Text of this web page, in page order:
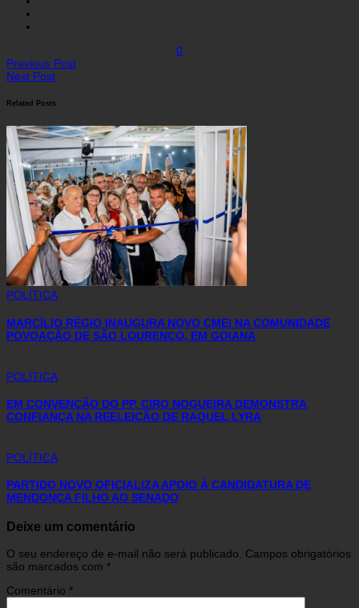
0
Previous Post
Next Post
Related Posts
POLÍTICA
MARCÍLIO RÉGIO INAUGURA NOVO CMEI NA COMUNIDADE
POVOAÇÃO DE SÃO LOURENÇO, EM GOIANA
POLÍTICA
EM CONVENÇÃO DO PP, CIRO NOGUEIRA DEMONSTRA
CONFIANÇA NA REELEIÇÃO DE RAQUEL LYRA
POLÍTICA
PARTIDO NOVO OFICIALIZA APOIO À CANDIDATURA DE
MENDONÇA FILHO AO SENADO
Deixe um comentário
O seu endereço de e-mail não será publicado. Campos obrigatórios
são marcados com *
Comentário *